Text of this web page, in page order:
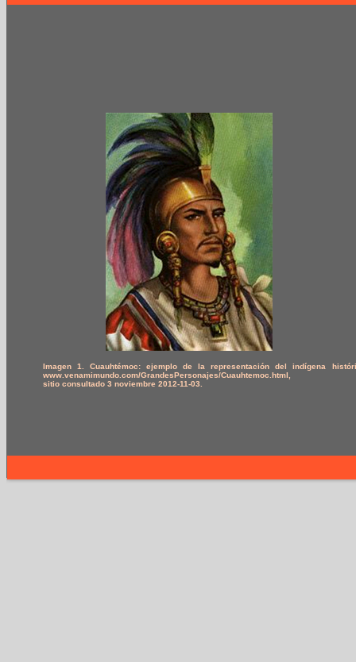
Imagen 1. Cuauhtémoc: ejemplo de la representación del indígena
www.venamimundo.com/GrandesPersonajes/Cuauhtemoc.html,
sitio consultado 3 noviembre 2012-11-03.